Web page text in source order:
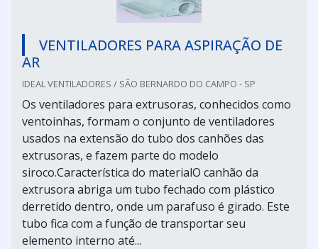
VENTILADORES PARA ASPIRAÇÃO DE
AR
IDEAL VENTILADORES / SÃO BERNARDO DO CAMPO - SP
Os ventiladores para extrusoras, conhecidos como
ventoinhas, formam o conjunto de ventiladores
usados na extensão do tubo dos canhões das
extrusoras, e fazem parte do modelo
siroco.Característica do materialO canhão da
extrusora abriga um tubo fechado com plástico
derretido dentro, onde um parafuso é girado. Este
tubo fica com a função de transportar seu
elemento interno até...